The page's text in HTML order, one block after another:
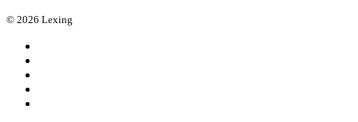
© 2026 Lexing